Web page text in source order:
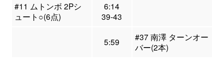
#11 ムトンボ 2Pシ
ュート○(6点)
6:14
39-43
5:59
#37 南澤 ターンオー
バー(2本)